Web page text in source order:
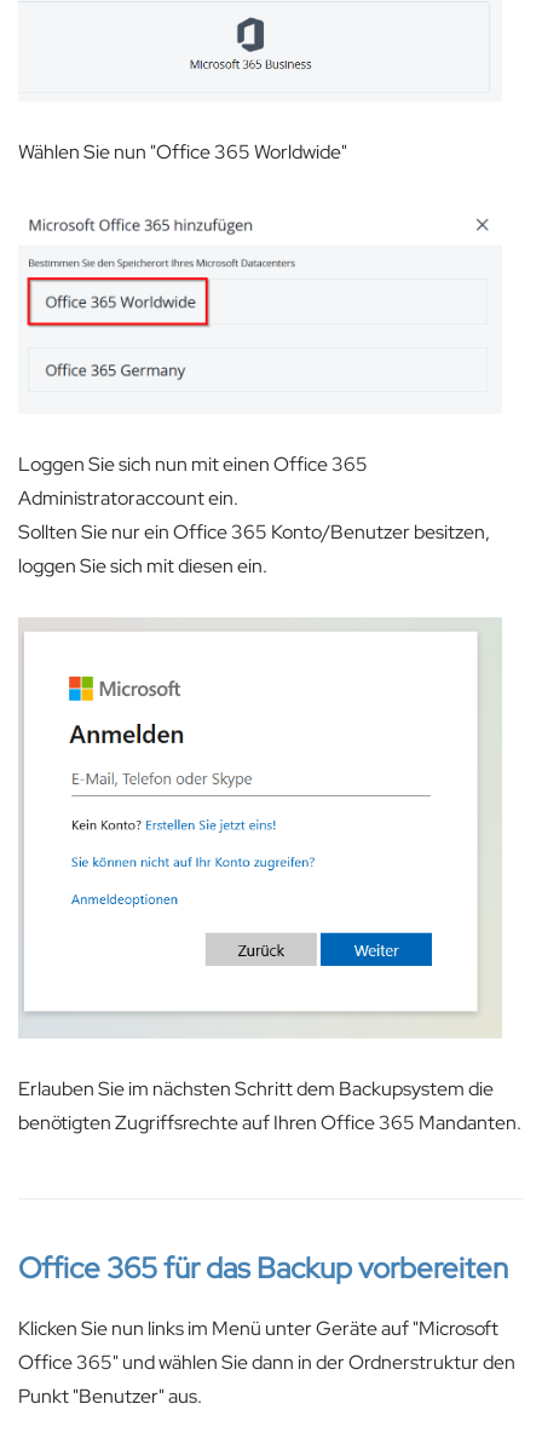
Wählen Sie nun "Office 365 Worldwide"
Loggen Sie sich nun mit einen Office 365
Administratoraccount ein.
Sollten Sie nur ein Office 365 Konto/Benutzer besitzen,
loggen Sie sich mit diesen ein.
Erlauben Sie im nächsten Schritt dem Backupsystem die
benötigten Zugriffsrechte auf Ihren Office 365 Mandanten.
Office 365 für das Backup vorbereiten
Klicken Sie nun links im Menü unter Geräte auf "Microsoft
Office 365" und wählen Sie dann in der Ordnerstruktur den
Punkt "Benutzer" aus.